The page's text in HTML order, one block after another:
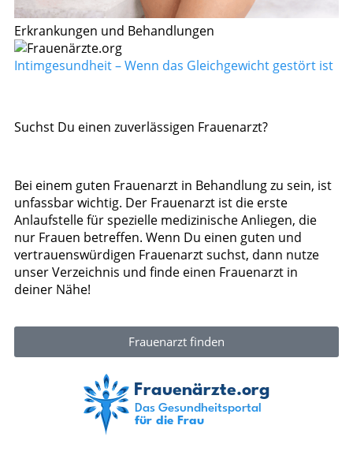
Erkrankungen und Behandlungen
Intimgesundheit – Wenn das Gleichgewicht gestört ist
Suchst Du einen zuverlässigen Frauenarzt?
Bei einem guten Frauenarzt in Behandlung zu sein, ist
unfassbar wichtig. Der Frauenarzt ist die erste
Anlaufstelle für spezielle medizinische Anliegen, die
nur Frauen betreffen. Wenn Du einen guten und
vertrauenswürdigen Frauenarzt suchst, dann nutze
unser Verzeichnis und finde einen Frauenarzt in
deiner Nähe!
Frauenarzt finden